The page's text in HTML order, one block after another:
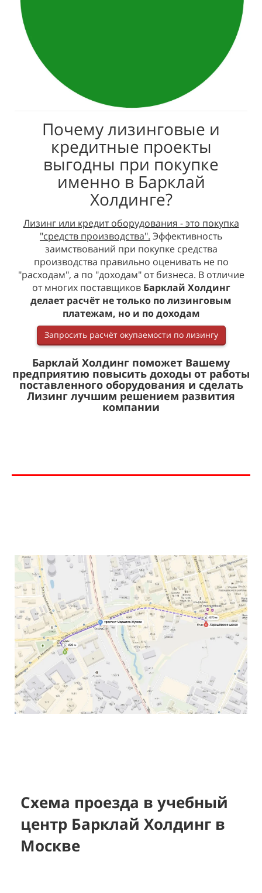
Почему лизинговые и
кредитные проекты
выгодны при покупке
именно в Барклай
Холдинге?
Лизинг или кредит оборудования - это покупка
"средств производства". Эффективность
заимствований при покупке средства
производства правильно оценивать не по
"расходам", а по "доходам" от бизнеса. В отличие
от многих поставщиков Барклай Холдинг
делает расчёт не только по лизинговым
платежам, но и по доходам
Запросить расчёт окупаемости по лизингу
Барклай Холдинг поможет Вашему
предприятию повысить доходы от работы
поставленного оборудования и сделать
Лизинг лучшим решением развития
компании
Схема проезда в учебный
центр Барклай Холдинг в
Москве